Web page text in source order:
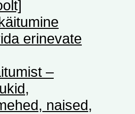
erinevate
–
naised,